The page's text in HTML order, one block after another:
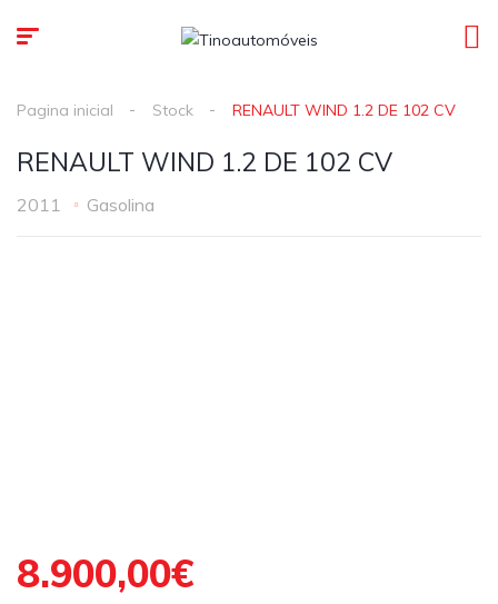
Pagina inicial Stock RENAULT WIND 1.2 DE 102 CV
RENAULT WIND 1.2 DE 102 CV
2011 Gasolina
8.900,00€